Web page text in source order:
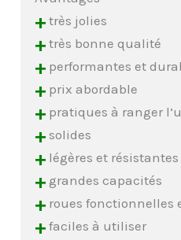
+ très jolies
+ très bonne qualité
+ performantes et
+ prix abordable
+ pratiques à ranger
+ solides
+ légères et résistantes
+ grandes capacités
+ roues fonctionnelles
+ faciles à utiliser